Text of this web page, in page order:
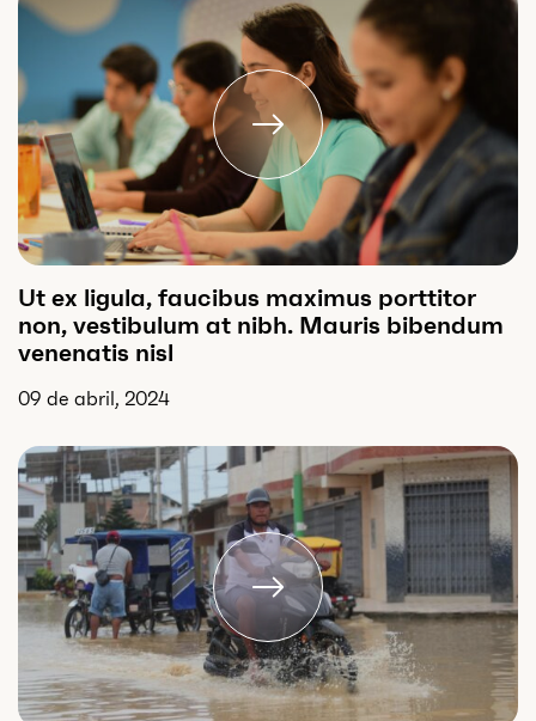
Ut ex ligula, faucibus maximus porttitor
non, vestibulum at nibh. Mauris bibendum
venenatis nisl
09 de abril, 2024